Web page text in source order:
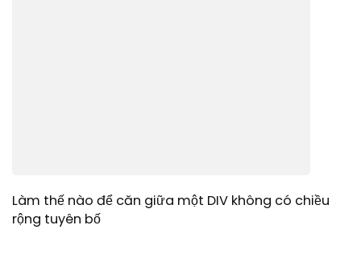
Làm thế nào để căn giữa một DIV không có chiều
rộng tuyên bố